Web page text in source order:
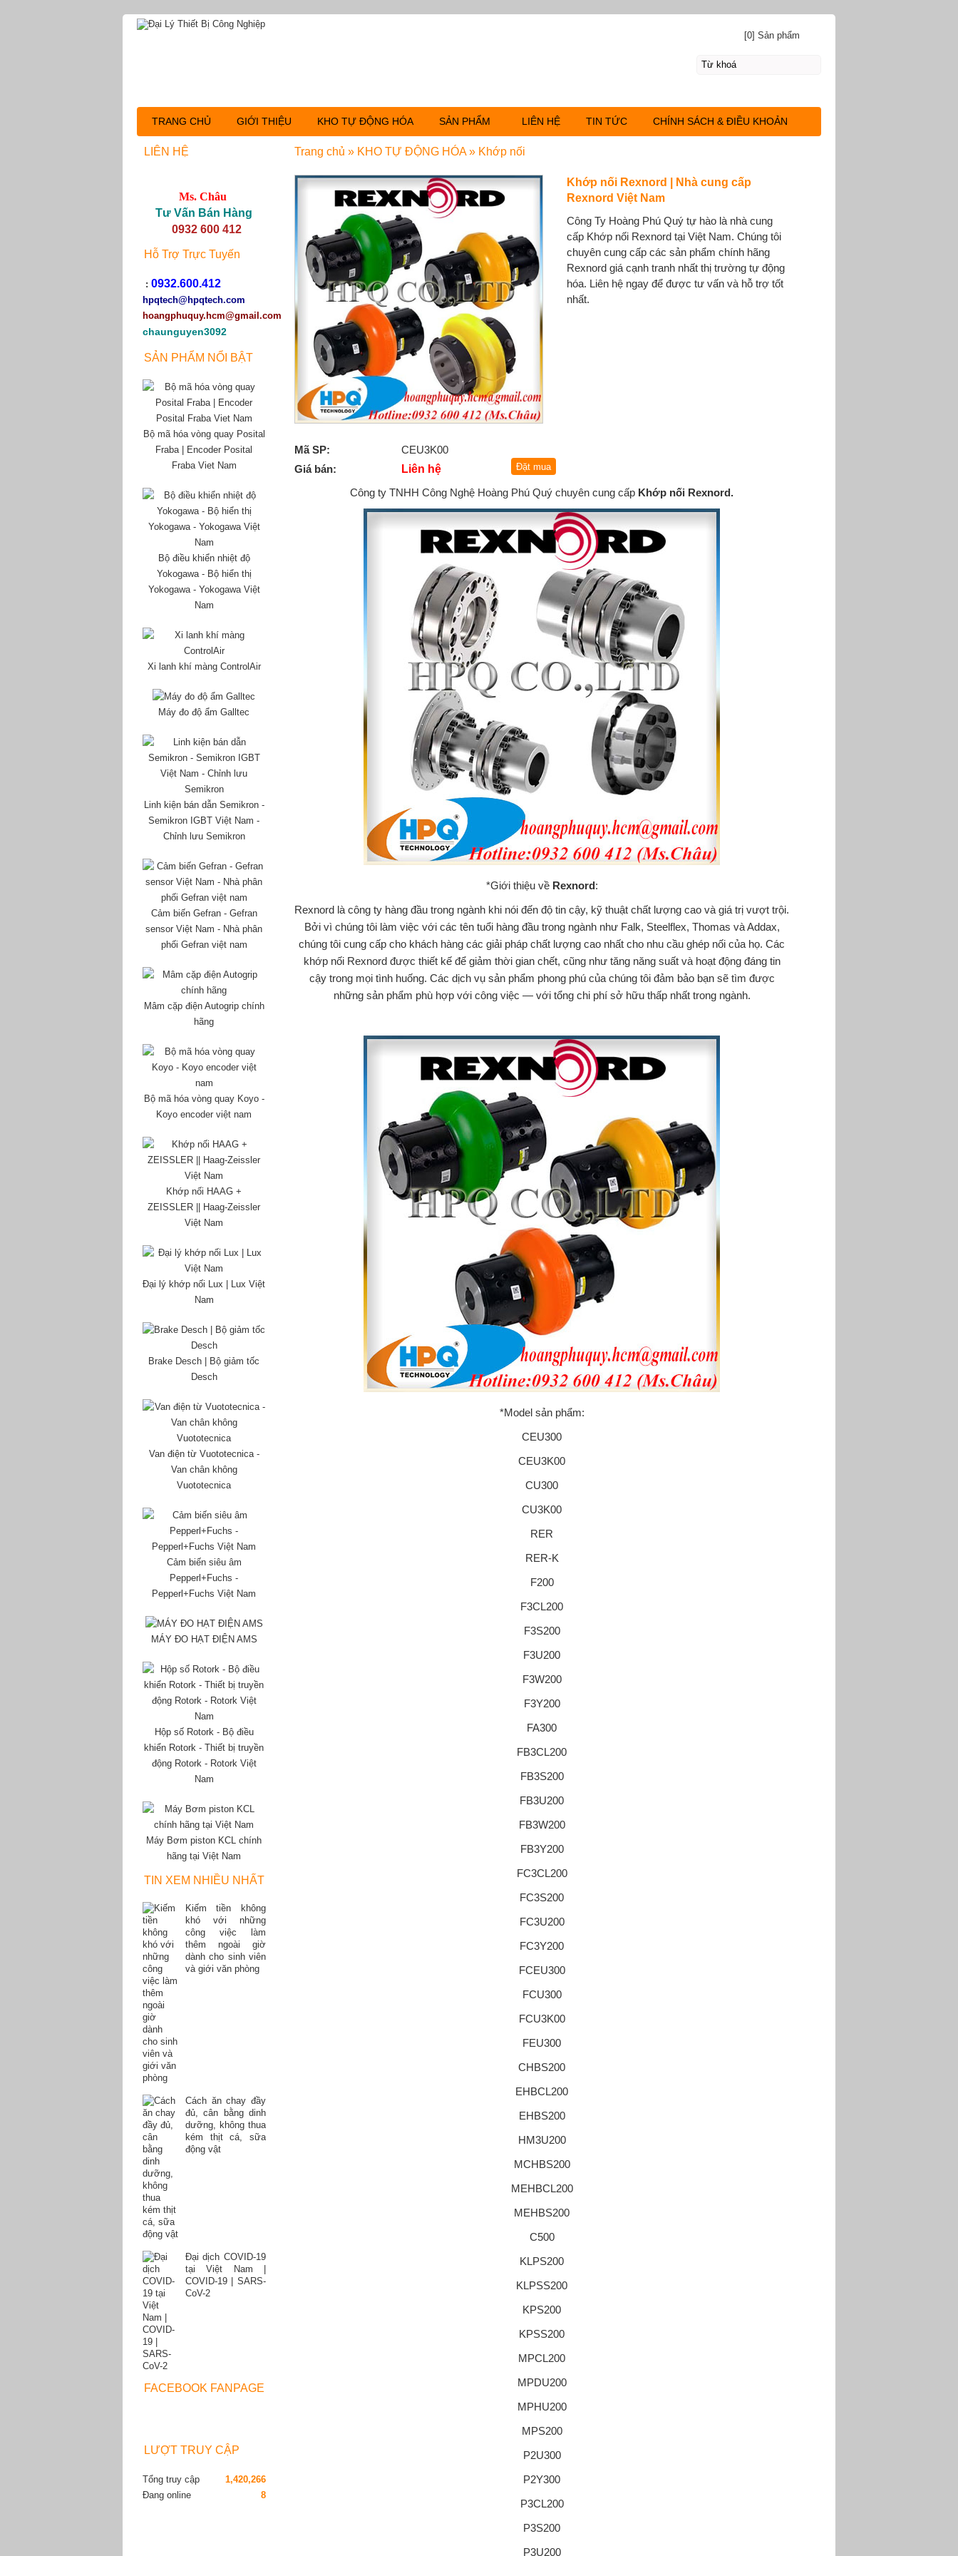
Khớp nối Rexnord | Nhà cung cấp
Rexnord Việt Nam
Công Ty Hoàng Phú Quý tự hào là nhà cung
cấp Khớp nối Rexnord tại Việt Nam. Chúng tôi
chuyên cung cấp các sản phẩm chính hãng
Rexnord giá cạnh tranh nhất thị trường tự động
hóa. Liên hệ ngay để được tư vấn và hỗ trợ tốt
nhất.
Mã SP:
CEU3K00
Giá bán:
Liên hệ
Công ty TNHH Công Nghệ Hoàng Phú Quý chuyên cung cấp Khớp nối Rexnord.
*Giới thiệu về Rexnord:
Rexnord là công ty hàng đầu trong ngành khi nói đến độ tin cậy, kỹ thuật chất lượng cao và giá trị vượt trội.
Bởi vì chúng tôi làm việc với các tên tuổi hàng đầu trong ngành như Falk, Steelflex, Thomas và Addax,
chúng tôi cung cấp cho khách hàng các giải pháp chất lượng cao nhất cho nhu cầu ghép nối của họ. Các
khớp nối Rexnord được thiết kế để giảm thời gian chết, cũng như tăng năng suất và hoạt động đáng tin
cậy trong mọi tình huống. Các dịch vụ sản phẩm phong phú của chúng tôi đảm bảo bạn sẽ tìm được
những sản phẩm phù hợp với công việc — với tổng chi phí sở hữu thấp nhất trong ngành.
*Model sản phẩm:
CEU300
CEU3K00
CU300
CU3K00
RER
RER-K
F200
F3CL200
F3S200
F3U200
F3W200
F3Y200
FA300
FB3CL200
FB3S200
FB3U200
FB3W200
FB3Y200
FC3CL200
FC3S200
FC3U200
FC3Y200
FCEU300
FCU300
FCU3K00
FEU300
CHBS200
EHBCL200
EHBS200
HM3U200
MCHBS200
MEHBCL200
MEHBS200
C500
KLPS200
KLPSS200
KPS200
KPSS200
MPCL200
MPDU200
MPHU200
MPS200
P2U300
P2Y300
P3CL200
P3S200
P3U200
Trang chủ » KHO TỰ ĐỘNG HÓA » Khớp nối
LIÊN HỆ
Ms. Châu
Tư Vấn Bán Hàng
0932 600 412
Hỗ Trợ Trực Tuyến
: 0932.600.412
hpqtech@hpqtech.com
hoangphuquy.hcm@gmail.com
chaunguyen3092
SẢN PHẨM NỔI BẬT
Bộ mã hóa vòng quay Posital
Fraba | Encoder Posital
Fraba Viet Nam
Bộ điều khiển nhiệt độ
Yokogawa - Bộ hiển thị
Yokogawa - Yokogawa Việt
Nam
Xi lanh khí màng ControlAir
Máy đo độ ẩm Galltec
Linh kiện bán dẫn Semikron -
Semikron IGBT Việt Nam -
Chỉnh lưu Semikron
Cảm biến Gefran - Gefran
sensor Việt Nam - Nhà phân
phối Gefran việt nam
Mâm cặp điện Autogrip chính
hãng
Bộ mã hóa vòng quay Koyo -
Koyo encoder việt nam
Khớp nối HAAG +
ZEISSLER || Haag-Zeissler
Việt Nam
Đại lý khớp nối Lux | Lux Việt
Nam
Brake Desch | Bộ giảm tốc
Desch
Van điện từ Vuototecnica -
Van chân không
Vuototecnica
Cảm biến siêu âm
Pepperl+Fuchs -
Pepperl+Fuchs Việt Nam
MÁY ĐO HẠT ĐIỆN AMS
Hộp số Rotork - Bộ điều
khiển Rotork - Thiết bị truyền
động Rotork - Rotork Việt
Nam
Máy Bơm piston KCL chính
hãng tại Việt Nam
TIN XEM NHIỀU NHẤT
Kiếm tiền không
khó với những
công việc làm
thêm ngoài giờ
dành cho sinh viên
và giới văn phòng
Cách ăn chay đầy
đủ, cân bằng dinh
dưỡng, không thua
kém thịt cá, sữa
động vật
Đại dịch COVID-19
tại Việt Nam |
COVID-19 | SARS-
CoV-2
FACEBOOK FANPAGE
LƯỢT TRUY CẬP
Tổng truy cập
1,420,266
Đang online
8
[0] Sản phẩm
TRANG CHỦ GIỚI THIỆU KHO TỰ ĐỘNG HÓA SẢN PHẨM LIÊN HỆ TIN TỨC CHÍNH SÁCH & ĐIỀU KHOẢN